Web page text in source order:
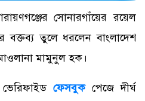
সোনারগাঁয়ের রয়েল
বক্তব্য তুলে ধরলেন বাংলাদেশ
মামুনুল হক।
ফেসবুক পেজে দীর্ঘ